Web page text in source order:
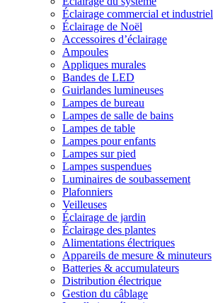
Éclairage commercial et industriel
Éclairage de Noël
Accessoires d’éclairage
Ampoules
Appliques murales
Bandes de LED
Guirlandes lumineuses
Lampes de bureau
Lampes de salle de bains
Lampes de table
Lampes pour enfants
Lampes sur pied
Lampes suspendues
Luminaires de soubassement
Plafonniers
Veilleuses
Éclairage de jardin
Éclairage des plantes
Alimentations électriques
Appareils de mesure & minuteurs
Batteries & accumulateurs
Distribution électrique
Gestion du câblage